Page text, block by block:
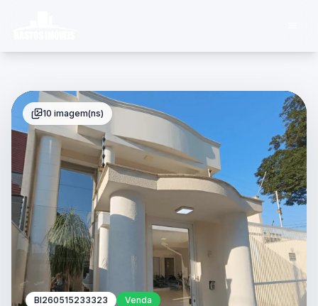
BI260515233323 Venda
10 imagem(ns)